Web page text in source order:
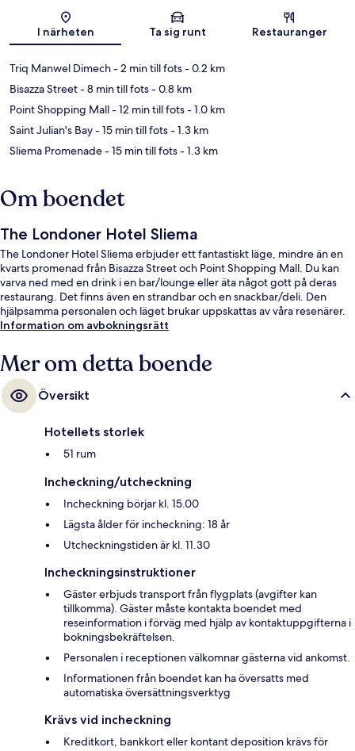
Karta
I närheten Ta sig runt Restauranger
Triq Manwel Dimech- 2 min till fots- 0.2 km
Bisazza Street- 8 min till fots- 0.8 km
Point Shopping Mall- 12 min till fots- 1.0 km
Saint Julian's Bay- 15 min till fots- 1.3 km
Sliema Promenade- 15 min till fots- 1.3 km
Om boendet
The Londoner Hotel Sliema
The Londoner Hotel Sliema erbjuder ett fantastiskt läge, mindre än en
kvarts promenad från Bisazza Street och Point Shopping Mall. Du kan
varva ned med en drink i en bar/lounge eller äta något gott på deras
restaurang. Det finns även en strandbar och en snackbar/deli. Den
hjälpsamma personalen och läget brukar uppskattas av våra resenärer.
Information om avbokningsrätt
Mer om detta boende
Översikt
Hotellets storlek
51 rum
Incheckning/utcheckning
Incheckning börjar kl. 15.00
Lägsta ålder för incheckning: 18 år
Utcheckningstiden är kl. 11.30
Incheckningsinstruktioner
Gäster erbjuds transport från flygplats (avgifter kan
tillkomma). Gäster måste kontakta boendet med
reseinformation i förväg med hjälp av kontaktuppgifterna i
bokningsbekräftelsen.
Personalen i receptionen välkomnar gästerna vid ankomst.
Informationen från boendet kan ha översatts med
automatiska översättningsverktyg
Krävs vid incheckning
Kreditkort, bankkort eller kontant deposition krävs för